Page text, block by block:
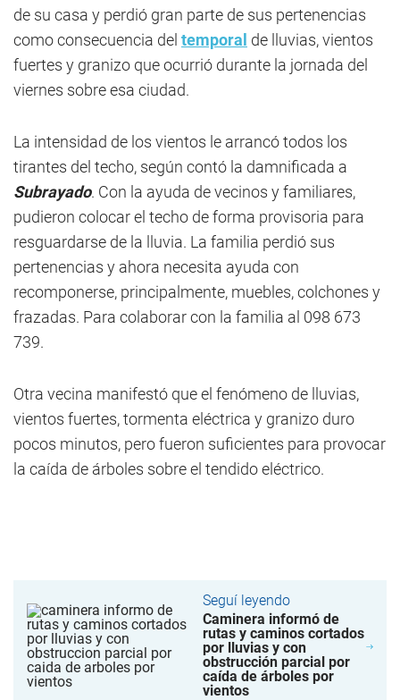
de su casa y perdió gran parte de sus pertenencias
como consecuencia del temporal de lluvias, vientos
fuertes y granizo que ocurrió durante la jornada del
viernes sobre esa ciudad.
La intensidad de los vientos le arrancó todos los
tirantes del techo, según contó la damnificada a
Subrayado. Con la ayuda de vecinos y familiares,
pudieron colocar el techo de forma provisoria para
resguardarse de la lluvia. La familia perdió sus
pertenencias y ahora necesita ayuda con
recomponerse, principalmente, muebles, colchones y
frazadas. Para colaborar con la familia al 098 673
739.
Otra vecina manifestó que el fenómeno de lluvias,
vientos fuertes, tormenta eléctrica y granizo duro
pocos minutos, pero fueron suficientes para provocar
la caída de árboles sobre el tendido eléctrico.
Seguí leyendo
Caminera informó de
rutas y caminos cortados
por lluvias y con
obstrucción parcial por
caída de árboles por
vientos